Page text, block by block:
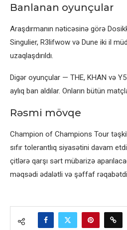
Banlanan oyunçular
Araşdırmanın nəticəsinə görə
Singulier, R3lifwow və Dune iki il
uzaqlaşdırıldı.
Digər oyunçular — THE, KHAN və
aylıq ban aldılar. Onların bütün
Rəsmi mövqe
Champion of Champions Tour
sıfır tolerantlıq siyasətini davam
çitlərə qarşı sərt mübarizə
məqsədi ədalətli və şəffaf